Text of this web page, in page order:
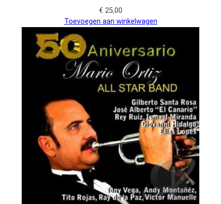
€ 25,00
Toevoegen aan winkelwagen